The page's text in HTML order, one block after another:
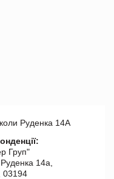
Руденка 14А
Груп"
14а,
03194